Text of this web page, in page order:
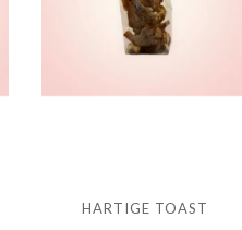
HARTIGE TOAST